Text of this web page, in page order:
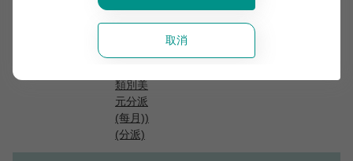
類別美
元分派
(每月))
(分派)
2024
年02
月05
日
美
75.3000
取消